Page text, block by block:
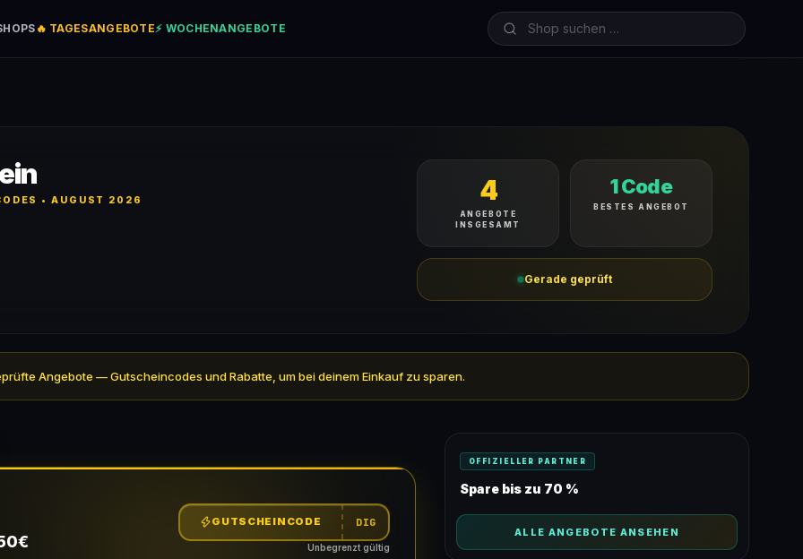
🔥 TAGESANGEBOTE⚡ WOCHENANGEBOTE
• AUGUST 2026 4
ANGEBOTE
INSGESAMT
1 Code
BESTES ANGEBOT
Gerade geprüft
Angebote — Gutscheincodes und Rabatte, um bei deinem Einkauf zu sparen.
GUTSCHEINCODE DIG
Unbegrenzt gültig
OFFIZIELLER PARTNER
Spare bis zu 70 %
ALLE ANGEBOTE ANSEHEN